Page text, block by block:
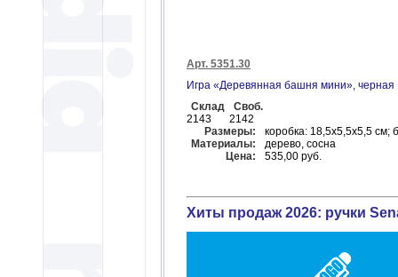
Арт. 5351.30
Игра «Деревянная башня мини», черная
Склад
Своб.
2143
2142
Размеры:
коробка: 18,5x5,5x5,5 см;
Материалы:
дерево, сосна
Цена:
535,00 руб.
Хиты продаж 2026: ручки